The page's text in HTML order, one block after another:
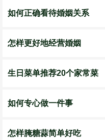
如何正确看待婚姻关系
怎样更好地经营婚姻
生日菜单推荐20个家常菜
如何专心做一件事
怎样腌糖蒜简单好吃